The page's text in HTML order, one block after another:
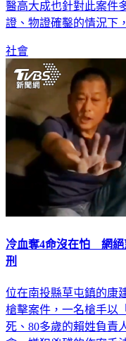
醫高大成也針對此案件
證、物證確鑿的情況下
社會
冷血奪4命沒在怕 網絕
刑
位在南投縣草屯鎮的康
槍擊案件，一名槍手以
死、80多歲的賴姓負責